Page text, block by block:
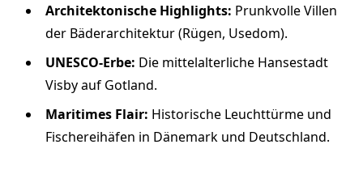
Architektonische Highlights: Prunkvolle Villen
der Bäderarchitektur (Rügen, Usedom).
UNESCO-Erbe: Die mittelalterliche Hansestadt
Visby auf Gotland.
Maritimes Flair: Historische Leuchttürme und
Fischereihäfen in Dänemark und Deutschland.